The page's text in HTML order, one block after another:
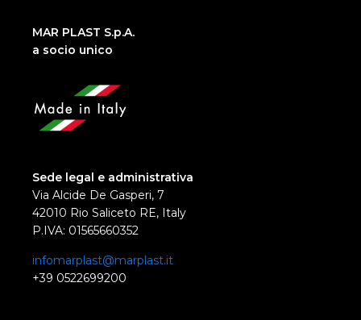
MAR PLAST S.p.A.
a socio unico
Sede legal e administrativa
Via Alcide De Gasperi, 7
42010 Rio Saliceto RE, Italy
P.IVA: 01565660352
infomarplast@marplast.it
+39 0522699200